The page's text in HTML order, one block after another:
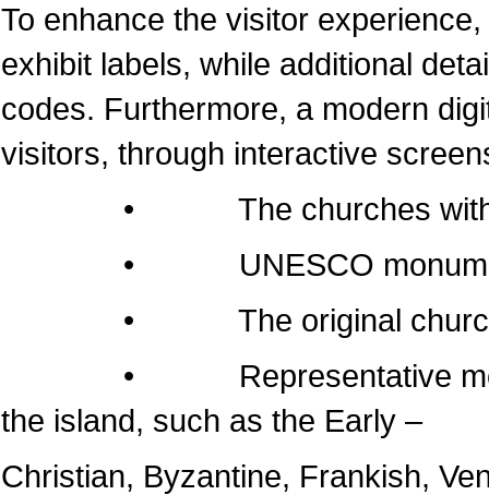
To enhance the visitor
exhibit labels, while additional
codes. Furthermore, a modern
visitors, through interactive
• The churches within
• UNESCO
• The original churches
• Representative
the island, such as the Early –
Christian, Byzantine, Frankish,